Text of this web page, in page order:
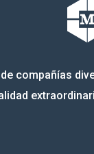
compañías